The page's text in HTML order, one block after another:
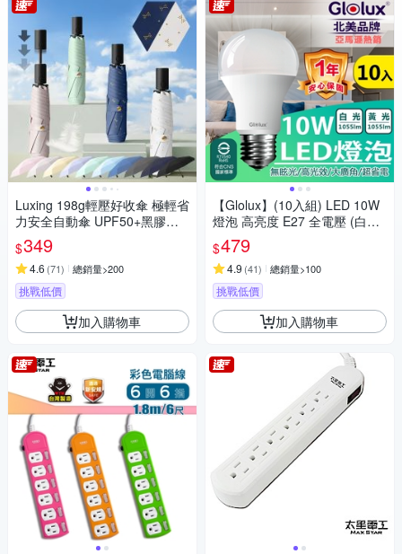
Luxing 198g輕壓好收傘 極輕省
力安全自動傘 UPF50+黑膠防
曬陽傘 折疊傘晴雨傘口袋傘 迷
你輕量傘
$349
4.6 (71) 總銷量>200
挑戰低價
加入購物車
【Glolux】(10入組) LED 10W
燈泡 高亮度 E27 全電壓 (白光/
黃光任選)
$479
4.9 (41) 總銷量>100
挑戰低價
加入購物車